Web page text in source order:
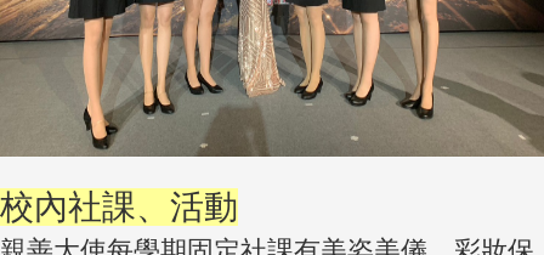
校內社課、活動